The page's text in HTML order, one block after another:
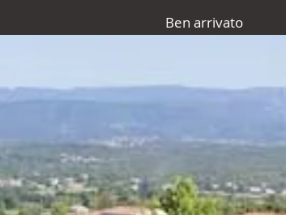
Ben arrivato